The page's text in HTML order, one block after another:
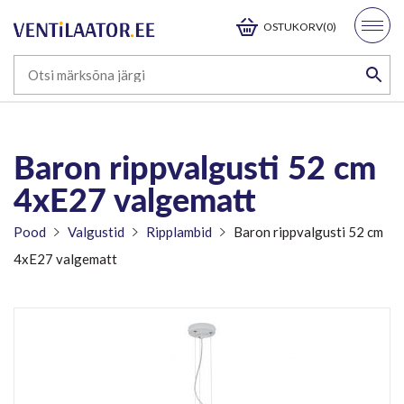
OSTUKORV(0)
Baron rippvalgusti 52 cm
4xE27 valgematt
Pood Valgustid Ripplambid
Baron rippvalgusti 52 cm
4xE27 valgematt